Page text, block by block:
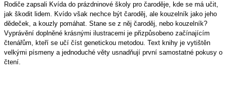
Rodiče zapsali Kvída do prázdninové školy pro čaroděje, kde se má učit,
jak škodit lidem. Kvído však nechce být čaroděj, ale kouzelník jako jeho
dědeček, a kouzly pomáhat. Stane se z něj čaroděj, nebo kouzelník?
Vyprávění doplněné krásnými ilustracemi je přizpůsobeno začínajícím
čtenářům, kteří se učí číst genetickou metodou. Text knihy je vytištěn
velkými písmeny a jednoduché věty usnadňují první samostatné pokusy o
čtení.